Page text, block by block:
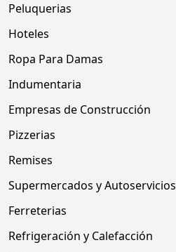
Peluquerias
Hoteles
Ropa Para Damas
Indumentaria
Empresas de Construcción
Pizzerias
Remises
Supermercados y Autoservicios
Ferreterias
Refrigeración y Calefacción